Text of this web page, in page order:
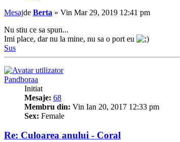
Mesajde Berta » Vin Mar 29, 2019 12:41 pm
Nu stiu ce sa spun...
Imi place, dar nu la mine, nu sa o port eu
Sus
Pandhoraa
Initiat
Mesaje: 68
Membru din: Vin Ian 20, 2017 12:33 pm
Sex: Female
Re: Culoarea anului - Coral